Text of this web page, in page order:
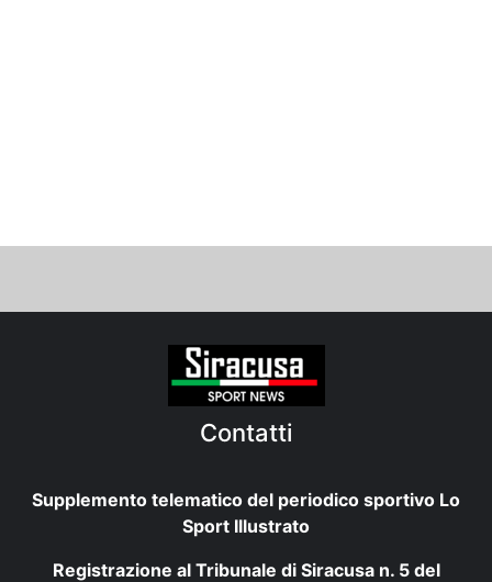
Contatti
Supplemento telematico del periodico sportivo Lo
Sport Illustrato
Registrazione al Tribunale di Siracusa n. 5 del